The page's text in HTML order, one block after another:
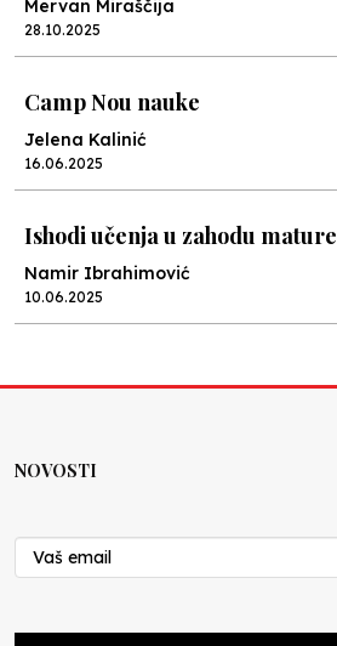
Mervan Miraščija
28.10.2025
Camp Nou nauke
Jelena Kalinić
16.06.2025
Ishodi učenja u zahodu mature
Namir Ibrahimović
10.06.2025
Nenad Veličković
29.10.2024
Cuke i djeca
NOVOSTI